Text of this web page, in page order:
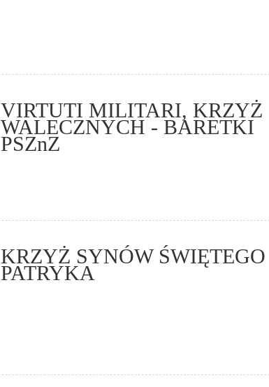
VIRTUTI MILITARI, KRZYŻ
WALECZNYCH - BARETKI
PSZnZ
KRZYŻ SYNÓW ŚWIĘTEGO
PATRYKA